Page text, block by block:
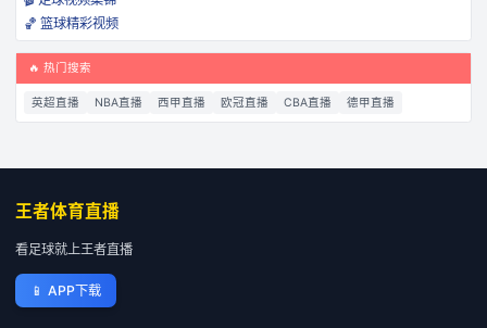
🏀 篮球精彩视频
🔥 热门搜索
英超直播 NBA直播 西甲直播 欧冠直播 CBA直播 德甲直播
王者体育直播
看足球就上王者直播
📱 APP下载